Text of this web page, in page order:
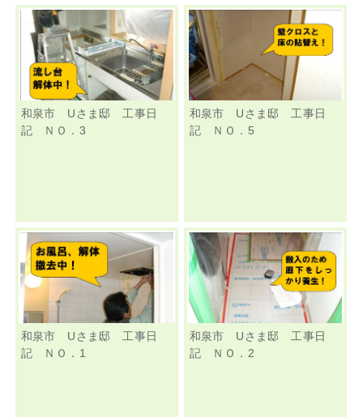
和泉市 Uさま邸 工事日
記 ＮＯ．3
和泉市 Uさま邸 工事日
記 ＮＯ．5
和泉市 Uさま邸 工事日
記 ＮＯ．1
和泉市 Uさま邸 工事日
記 ＮＯ．2